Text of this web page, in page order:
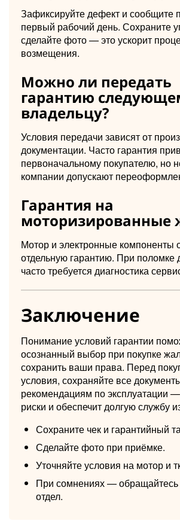
Зафиксируйте дефект и сообщите
первый рабочий день. Сохраните
сделайте фото — это ускорит
возмещения.
Можно ли передать
гарантию
владельцу?
Условия передачи зависят от
документации. Часто гарантия
первоначальному покупателю, но
компании допускают
Гарантия на
моторизированные
Мотор и электронные компоненты
отдельную гарантию. При поломке
часто требуется диагностика
Заключение
Понимание условий гарантии
осознанный выбор при покупке
сохранить ваши права. Перед
условия, сохраняйте все
рекомендациям по эксплуатации —
риски и обеспечит долгую службу
Сохраните чек и гарантийный
Сделайте фото при приёмке.
Уточняйте условия на мотор и
При сомнениях —
отдел.